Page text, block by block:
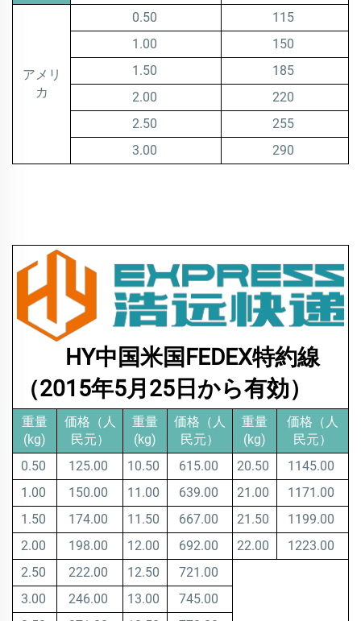
アメリ
カ
0.50
115
1.00
150
1.50
185
2.00
220
2.50
255
3.00
290
HY中国米国FEDEX特約線
（2015年5月25日から有効）
重量
(kg)
価格（人
民元）
重量
(kg)
価格（人
民元）
重量
(kg)
価格（人
民元）
0.50
125.00 10.50 615.00 20.50
1145.00
1.00
150.00 11.00 639.00 21.00
1171.00
1.50
174.00 11.50 667.00 21.50
1199.00
2.00
198.00 12.00 692.00 22.00
1223.00
2.50
222.00 12.50
721.00
3.00
246.00 13.00
745.00